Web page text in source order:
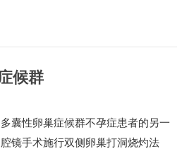
候群
囊性卵巢症候群不孕症患者的另一
镜手术施行双侧卵巢打洞烧灼法